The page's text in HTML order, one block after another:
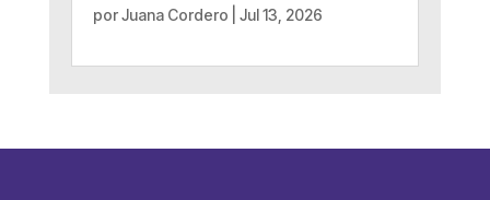
porJuana Cordero Jul 13, 2026